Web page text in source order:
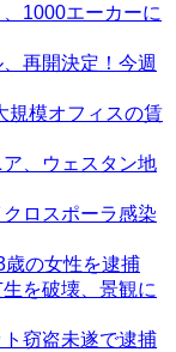
1000エーカーに
再開決定！今週
規模オフィスの賃
、ウェスタン地
ロスポーラ感染
の女性を逮捕
を破壊、景観に
窃盗未遂で逮捕